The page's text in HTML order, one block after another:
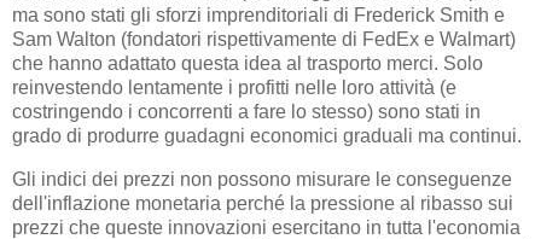
ma sono stati gli sforzi imprenditoriali di Frederick Smith e
Sam Walton (fondatori rispettivamente di FedEx e Walmart)
che hanno adattato questa idea al trasporto merci. Solo
reinvestendo lentamente i profitti nelle loro attività (e
costringendo i concorrenti a fare lo stesso) sono stati in
grado di produrre guadagni economici graduali ma continui.
Gli indici dei prezzi non possono misurare le conseguenze
dell'inflazione monetaria perché la pressione al ribasso sui
prezzi che queste innovazioni esercitano in tutta l'economia